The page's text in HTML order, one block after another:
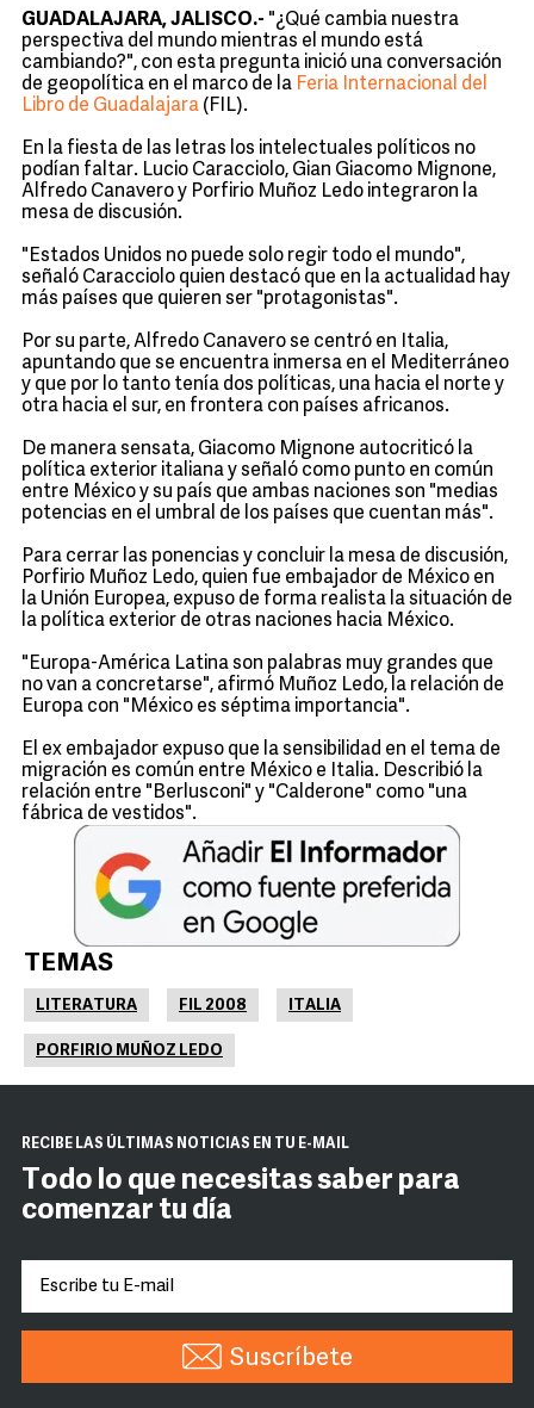
GUADALAJARA, JALISCO.- "¿Qué cambia nuestra
perspectiva del mundo mientras el mundo está
cambiando?", con esta pregunta inició una conversación
de geopolítica en el marco de la Feria Internacional del
Libro de Guadalajara (FIL).
En la fiesta de las letras los intelectuales políticos no
podían faltar. Lucio Caracciolo, Gian Giacomo Mignone,
Alfredo Canavero y Porfirio Muñoz Ledo integraron la
mesa de discusión.
"Estados Unidos no puede solo regir todo el mundo",
señaló Caracciolo quien destacó que en la actualidad hay
más países que quieren ser "protagonistas".
Por su parte, Alfredo Canavero se centró en Italia,
apuntando que se encuentra inmersa en el Mediterráneo
y que por lo tanto tenía dos políticas, una hacia el norte y
otra hacia el sur, en frontera con países africanos.
De manera sensata, Giacomo Mignone autocriticó la
política exterior italiana y señaló como punto en común
entre México y su país que ambas naciones son "medias
potencias en el umbral de los países que cuentan más".
Para cerrar las ponencias y concluir la mesa de discusión,
Porfirio Muñoz Ledo, quien fue embajador de México en
la Unión Europea, expuso de forma realista la situación de
la política exterior de otras naciones hacia México.
"Europa-América Latina son palabras muy grandes que
no van a concretarse", afirmó Muñoz Ledo, la relación de
Europa con "México es séptima importancia".
El ex embajador expuso que la sensibilidad en el tema de
migración es común entre México e Italia. Describió la
relación entre "Berlusconi" y "Calderone" como "una
fábrica de vestidos".
TEMAS
LITERATURA FIL 2008 ITALIA
PORFIRIO MUÑOZ LEDO
RECIBE LAS ÚLTIMAS NOTICIAS EN TU E-MAIL
Todo lo que necesitas saber para
comenzar tu día
Suscríbete